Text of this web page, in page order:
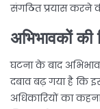
संगठित प्रयास करने
अभिभावकों की
घटना के बाद
दबाव बढ़ गया है कि
अधिकारियों का